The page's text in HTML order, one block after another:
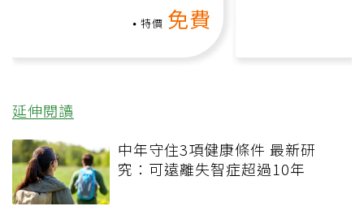
特價 免費
延伸閱讀
中年守住3項健康條件 最新研
究：可遠離失智症超過10年